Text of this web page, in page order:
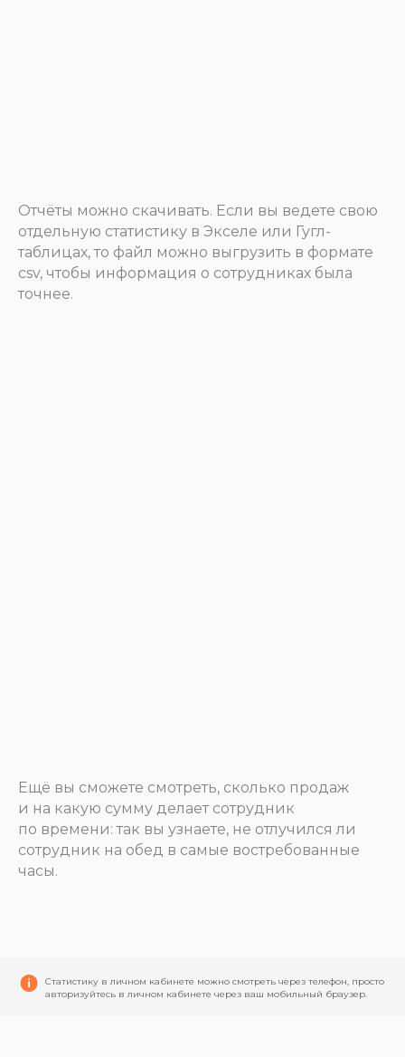
Отчёты можно скачивать. Если вы ведете свою
отдельную статистику в Экселе или Гугл-
таблицах, то файл можно выгрузить в формате
csv, чтобы информация о сотрудниках была
точнее.
Ещё вы сможете смотреть, сколько продаж
и на какую сумму делает сотрудник
по времени: так вы узнаете, не отлучился ли
сотрудник на обед в самые востребованные
часы.
Статистику в личном кабинете можно смотреть через телефон, просто
авторизуйтесь в личном кабинете через ваш мобильный браузер.